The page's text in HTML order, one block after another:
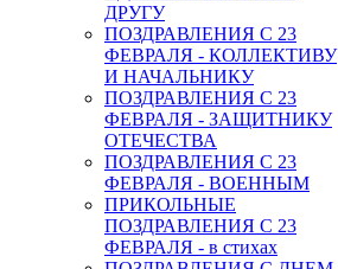
ДРУГУ
ПОЗДРАВЛЕНИЯ С 23
ФЕВРАЛЯ - КОЛЛЕКТИВУ
И НАЧАЛЬНИКУ
ПОЗДРАВЛЕНИЯ С 23
ФЕВРАЛЯ - ЗАЩИТНИКУ
ОТЕЧЕСТВА
ПОЗДРАВЛЕНИЯ С 23
ФЕВРАЛЯ - ВОЕННЫМ
ПРИКОЛЬНЫЕ
ПОЗДРАВЛЕНИЯ С 23
ФЕВРАЛЯ - в стихах